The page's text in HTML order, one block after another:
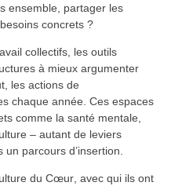
ensemble, partager les
concrets ?
collectifs , les outils
à mieux argumenter
les actions de
chaque année. Ces espaces
comme la santé mentale,
– autant de leviers
parcours d’insertion.
du Cœur, avec qui ils ont